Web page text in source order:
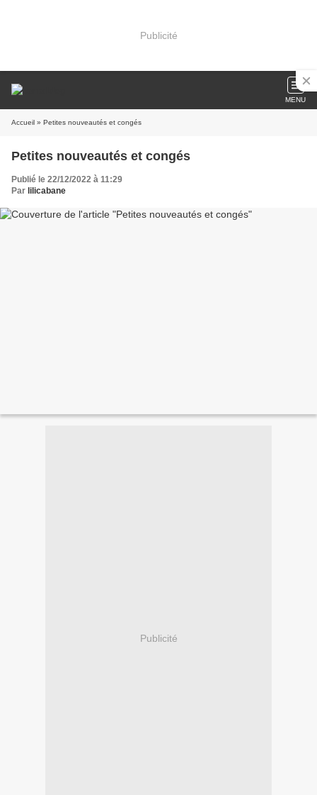
Publicité
MENU
Accueil » Petites nouveautés et congés
Petites nouveautés et congés
Publié le 22/12/2022 à 11:29
Par lilicabane
Publicité